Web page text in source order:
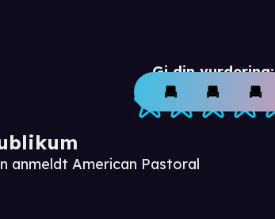
Gi din vurdering:
anmeldt American Pastoral